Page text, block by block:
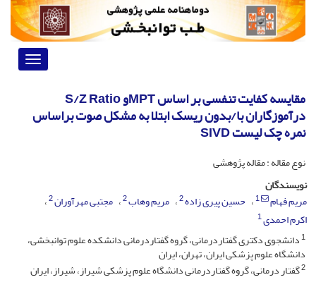
Toggle
مقایسه کفایت تنفسی بر اساس MPTو S/Z Ratio
درآموزگاران با/بدون ریسک ابتلا به مشکل صوت براساس
نمره چک لیست SIVD
نوع مقاله : مقاله پژوهشی
نویسندگان
مریم فهام
1 حسین پیری زاده2 مریم وهاب2 مجتبی مهرآوران2
اکرم احمدی1
1دانشجوی دکتری گفتاردرمانی، گروه گفتاردرمانی دانشکده علوم توانبخشی،
دانشگاه علوم پزشکی ایران، تهران، ایران
2گفتار درمانی، گروه گفتاردرمانی دانشگاه علوم پزشکی شیراز، شیراز، ایران